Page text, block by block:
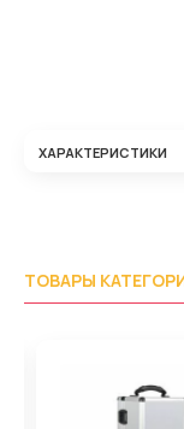
ХАРАКТЕРИСТИКИ
ТОВАРЫ